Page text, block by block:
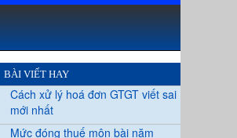
BÀI VIẾT HAY
Cách xử lý hoá đơn GTGT viết sai
mới nhất
Mức đóng thuế môn bài năm